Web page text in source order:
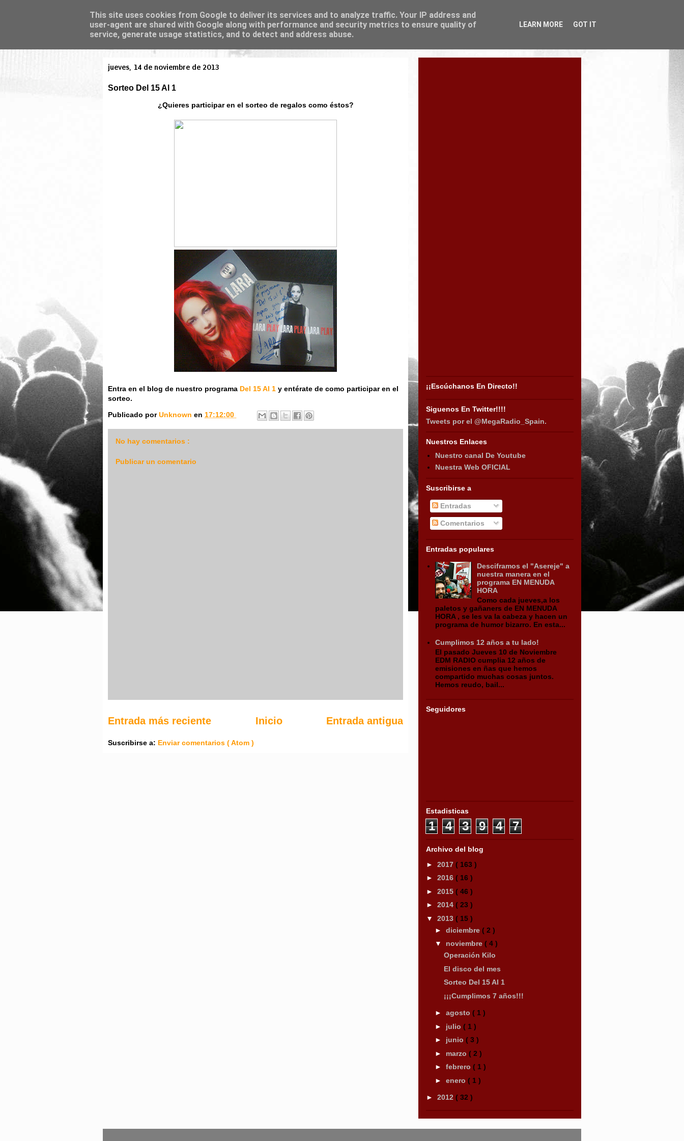
jueves, 14 de noviembre de 2013
Sorteo Del 15 Al 1
¿Quieres participar en el sorteo de regalos como éstos?
Entra en el blog de nuestro programa Del 15 Al 1 y entérate de como participar en el
sorteo.
Publicado porUnknown en 17:12:00
No hay comentarios :
Publicar un comentario
Entrada más reciente Entrada antigua
Inicio
Suscribirse a: Enviar comentarios ( Atom )
¡¡Escúchanos En Directo!!
Siguenos En Twitter!!!!
Tweets por el @MegaRadio_Spain.
Nuestros Enlaces
Nuestro canal De Youtube
Nuestra Web OFICIAL
Suscribirse a
Entradas
Comentarios
Entradas populares
Desciframos el "Asereje" a
nuestra manera en el
programa EN MENUDA
HORA
Como cada jueves,a los
paletos y gañaners de EN MENUDA
HORA , se les va la cabeza y hacen un
programa de humor bizarro. En esta...
Cumplimos 12 años a tu lado!
El pasado Jueves 10 de Noviembre
EDM RADIO cumplia 12 años de
emisiones en ñas que hemos
compartido muchas cosas juntos.
Hemos reudo, bail...
Seguidores
Estadisticas
1 4 3 9 4 7
Archivo del blog
► 2017 ( 163 )
► 2016 ( 16 )
► 2015 ( 46 )
► 2014 ( 23 )
▼ 2013 ( 15 )
► diciembre ( 2 )
▼ noviembre ( 4 )
Operación Kilo
El disco del mes
Sorteo Del 15 Al 1
¡¡¡Cumplimos 7 años!!!
► agosto ( 1 )
► julio ( 1 )
► junio ( 3 )
► marzo ( 2 )
► febrero ( 1 )
► enero ( 1 )
► 2012 ( 32 )
This site uses cookies from Google to deliver its services and to analyze traffic. Your IP address and
user-agent are shared with Google along with performance and security metrics to ensure quality of
service, generate usage statistics, and to detect and address abuse.
LEARN MORE GOT IT